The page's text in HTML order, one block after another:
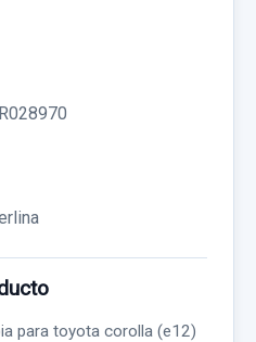
para toyota corolla (e12)